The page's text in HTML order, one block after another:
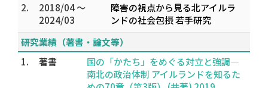
2.
2018/04 ～
2024/03
障害の視点から見る北アイルラ
ンドの社会包摂 若手研究
研究業績（著書・論文等）
1.
著書
国の「かたち」をめぐる対立と強調―
南北の政治体制 アイルランドを知るた